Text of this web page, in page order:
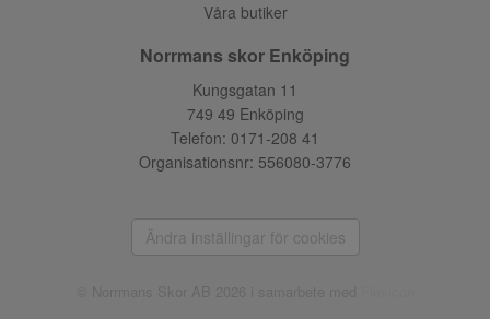
Våra butiker
Norrmans skor Enköping
Kungsgatan 11
749 49 Enköping
Telefon: 0171-208 41
Organisationsnr: 556080-3776
Ändra inställingar för cookies